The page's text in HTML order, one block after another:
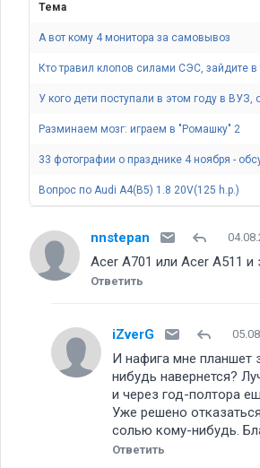
Тема
А вот кому 4 монитора за самовывоз
Кто травил клопов силами СЭС, зайдите в
У кого дети поступали в этом году в
Разминаем мозг: играем в "Ромашку" 2
33 фотографии о празднике 4 ноября -
Вопрос по Audi A4(B5) 1.8 20V(125 h.p.)
nnstepan
Acer A701 или Acer A511 и
Ответить
iZverG
И нафига мне планшет
нибудь навернется?
и через год-полтора
Уже решено
солью кому-нибудь.
Ответить